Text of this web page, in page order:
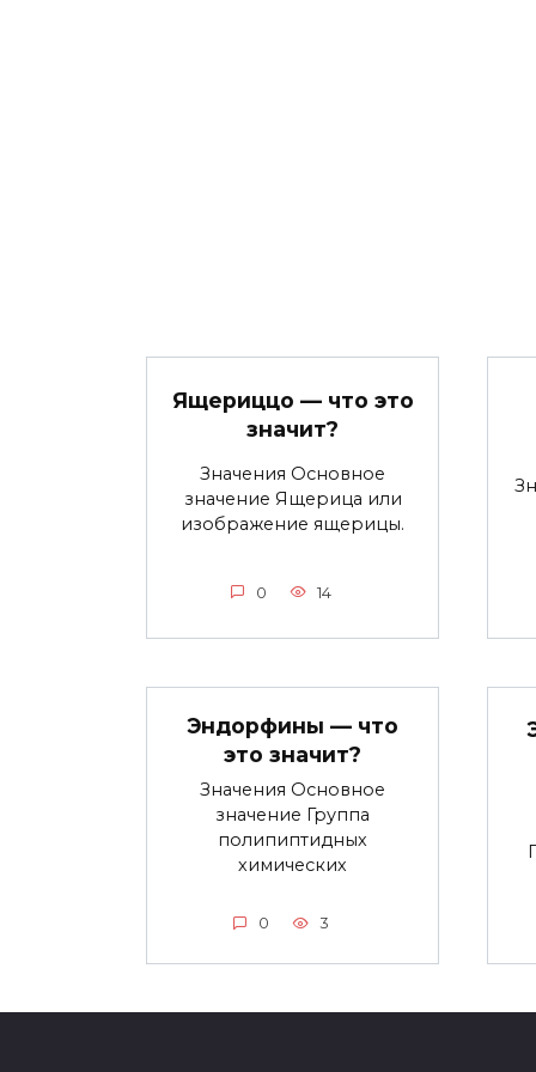
Ящериццо — что это
значит?
Значения Основное
значение Ящерица или
изображение ящерицы.
0 14
Эндорфины — что
это значит?
Значения Основное
значение Группа
полипиптидных
химических
0 3